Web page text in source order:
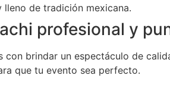
lleno de tradición mexicana.
profesional y
brindar un espectáculo de
que tu evento sea perfecto.